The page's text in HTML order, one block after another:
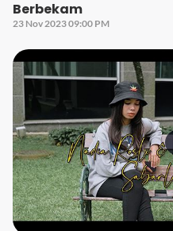
Berbekam
23 Nov 2023 09:00 PM